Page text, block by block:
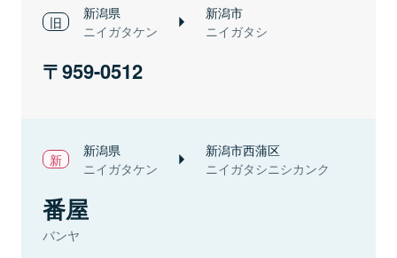
新潟県
ニイガタケン
新潟市
ニイガタシ
959-0512
新潟県
ニイガタケン
新潟市西蒲区
ニイガタシニシカンク
番屋
バンヤ